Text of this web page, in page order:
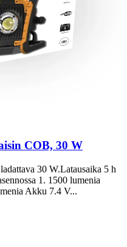
COB, 30 W
30 W.Latausaika 5 h
1. 1500 lumenia
Akku 7.4 V...